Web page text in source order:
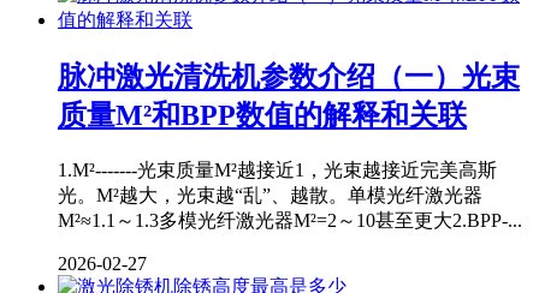
脉冲激光清洗机参数介绍（一）光束
质量M²和BPP数值的解释和关联
1.M²-------光束质量M²越接近1，光束越接近完美高斯
光。M²越大，光束越“乱”、越散。单模光纤激光器
M²≈1.1～1.3多模光纤激光器M²=2～10甚至更大2.BPP-...
2026-02-27